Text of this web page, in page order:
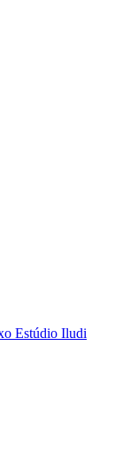
Estúdio Iludi